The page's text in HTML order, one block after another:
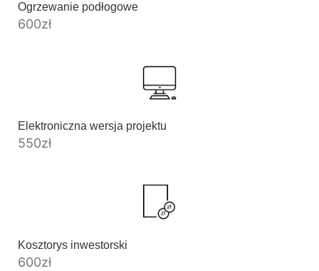
Ogrzewanie podłogowe
600zł
Elektroniczna wersja projektu
550zł
Kosztorys inwestorski
600zł